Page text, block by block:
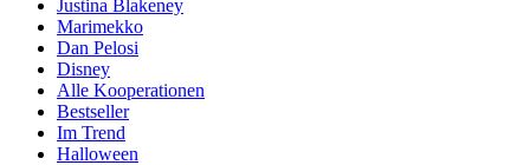
Justina Blakeney
Marimekko
Dan Pelosi
Disney
Alle Kooperationen
Bestseller
Im Trend
Halloween